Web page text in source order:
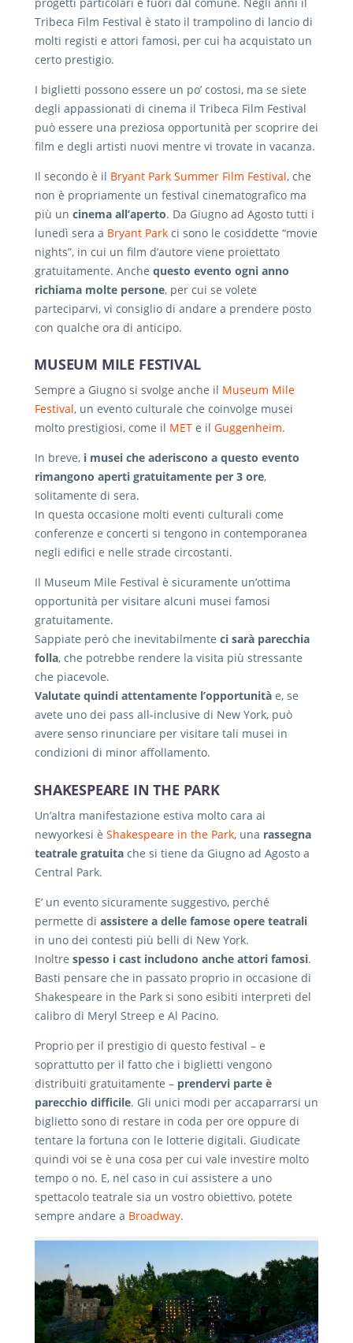
Tribeca Film Festival è stato il trampolino di lancio di
molti registi e attori famosi, per cui ha acquistato un
certo prestigio.
I biglietti possono essere un po’ costosi, ma se siete
degli appassionati di cinema il Tribeca Film Festival
può essere una preziosa opportunità per scoprire dei
film e degli artisti nuovi mentre vi trovate in vacanza.
Il secondo è il Bryant Park Summer Film Festival, che
non è propriamente un festival cinematografico ma
più un cinema all’aperto. Da Giugno ad Agosto tutti i
lunedì sera a Bryant Park ci sono le cosiddette “movie
nights”, in cui un film d’autore viene proiettato
gratuitamente. Anche questo evento ogni anno
richiama molte persone, per cui se volete
parteciparvi, vi consiglio di andare a prendere posto
con qualche ora di anticipo.
MUSEUM MILE FESTIVAL
Sempre a Giugno si svolge anche il Museum Mile
Festival, un evento culturale che coinvolge musei
molto prestigiosi, come il MET e il Guggenheim.
In breve, i musei che aderiscono a questo evento
rimangono aperti gratuitamente per 3 ore,
solitamente di sera.
In questa occasione molti eventi culturali come
conferenze e concerti si tengono in contemporanea
negli edifici e nelle strade circostanti.
Il Museum Mile Festival è sicuramente un’ottima
opportunità per visitare alcuni musei famosi
gratuitamente.
Sappiate però che inevitabilmente ci sarà parecchia
folla, che potrebbe rendere la visita più stressante
che piacevole.
Valutate quindi attentamente l’opportunità e, se
avete uno dei pass all-inclusive di New York, può
avere senso rinunciare per visitare tali musei in
condizioni di minor affollamento.
SHAKESPEARE IN THE PARK
Un’altra manifestazione estiva molto cara ai
newyorkesi è Shakespeare in the Park, una rassegna
teatrale gratuita che si tiene da Giugno ad Agosto a
Central Park.
E’ un evento sicuramente suggestivo, perché
permette di assistere a delle famose opere teatrali
in uno dei contesti più belli di New York.
Inoltre spesso i cast includono anche attori famosi.
Basti pensare che in passato proprio in occasione di
Shakespeare in the Park si sono esibiti interpreti del
calibro di Meryl Streep e Al Pacino.
Proprio per il prestigio di questo festival – e
soprattutto per il fatto che i biglietti vengono
distribuiti gratuitamente – prendervi parte è
parecchio difficile. Gli unici modi per accaparrarsi un
biglietto sono di restare in coda per ore oppure di
tentare la fortuna con le lotterie digitali. Giudicate
quindi voi se è una cosa per cui vale investire molto
tempo o no. E, nel caso in cui assistere a uno
spettacolo teatrale sia un vostro obiettivo, potete
sempre andare a Broadway.